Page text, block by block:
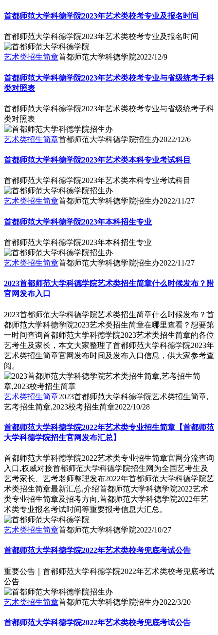
首都师范大学科德学院2023年艺术类校考专业及报名时间
首都师范大学科德学院2023年艺术类校考专业及报名时间
艺术类招生简章首都师范大学科德学院2022/12/9
首都师范大学科德学院2023年艺术类校考专业与省级统考子科
类对照表
首都师范大学科德学院2023年艺术类校考专业与省级统考子科
类对照表
艺术类招生简章首都师范大学科德学院招生办2022/12/6
首都师范大学科德学院2023年艺术类本科专业考试科目
首都师范大学科德学院2023年艺术类本科专业考试科目
艺术类招生简章首都师范大学科德学院招生办2022/11/27
首都师范大学科德学院2023年本科招生专业
首都师范大学科德学院2023年本科招生专业
艺术类招生简章首都师范大学科德学院招生办2022/11/27
2023首都师范大学科德学院艺术类招生简章什么时候发布？附
官网发布入口
2023首都师范大学科德学院艺术类招生简章什么时候发布？首
都师范大学科德学院2023艺术类招生简章在哪里查看？想要第
一时间查询首都师范大学科德学院2023艺术类招生简章的各位
艺考生及家长，本文大家整理了首都师范大学科德学院2023年
艺术类招生简章官网发布时间及发布入口信息，供大家参考查
阅。
艺术类招生简章2023首都师范大学科德学院艺术类招生简章,
艺考招生简章,2023校考招生简章2022/10/28
首都师范大学科德学院2022年艺术类专业招生简章【首都师范
大学科德学院招生官网发布汇总】
首都师范大学科德学院2022艺术类专业招生简章官网分流查询
入口,权威对接首都师范大学科德学院招生网为全国艺考生及
艺考家长、艺考老师整理发布2022年首都师范大学科德学院艺
术类招生简章最新汇总,介绍首都师范大学科德学院2022艺术
类专业招生简章及招考方向,首都师范大学科德学院2022年艺
术类专业报名考试时间等重要报考信息大汇总。
艺术类招生简章首都师范大学科德学院2022/10/27
首都师范大学科德学院2022年艺术类校考兜底考试公告
重要公告｜首都师范大学科德学院2022年艺术类校考兜底考试
公告
艺术类招生简章首都师范大学科德学院招生办2022/3/20
首都师范大学科德学院2022年艺术类校考兜底考试公告